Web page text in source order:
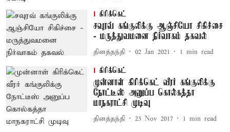
கிரிக்கெட்
சவுரவ் கங்குலிக்கு ஆஞ்சியோ சிகிச்சை
- மருத்துவமனை நிர்வாகம் தகவல்
தினத்தந்தி 02 Jan 2021 1 min read
கிரிக்கெட்
முன்னாள் கிரிக்கெட் வீரர் கங்குலிக்கு
நோட்டீஸ் அனுப்ப கொல்கத்தா
மாநகராட்சி முடிவு
தினத்தந்தி 23 Nov 2017 1 min read